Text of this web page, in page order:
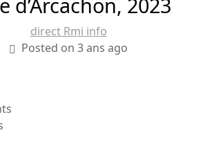
direct Rmi info
Posted on 3 ans ago